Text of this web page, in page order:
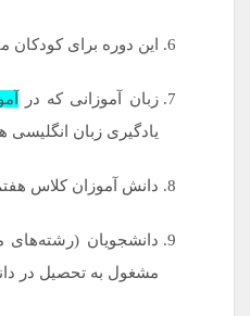
این دوره برای
زبان آموزانی که در
یادگیری زبان انگلیسی
دانش آموزان کلاس هفتم
دانشجویان (رشته‌های
مشغول به تحصیل در